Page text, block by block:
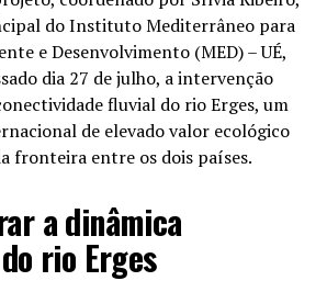
do Instituto Mediterrâneo para
e Desenvolvimento (MED) – UÉ,
dia 27 de julho, a intervenção
fluvial do rio Erges, um
de elevado valor ecológico
fronteira entre os dois países.
a dinâmica
rio Erges